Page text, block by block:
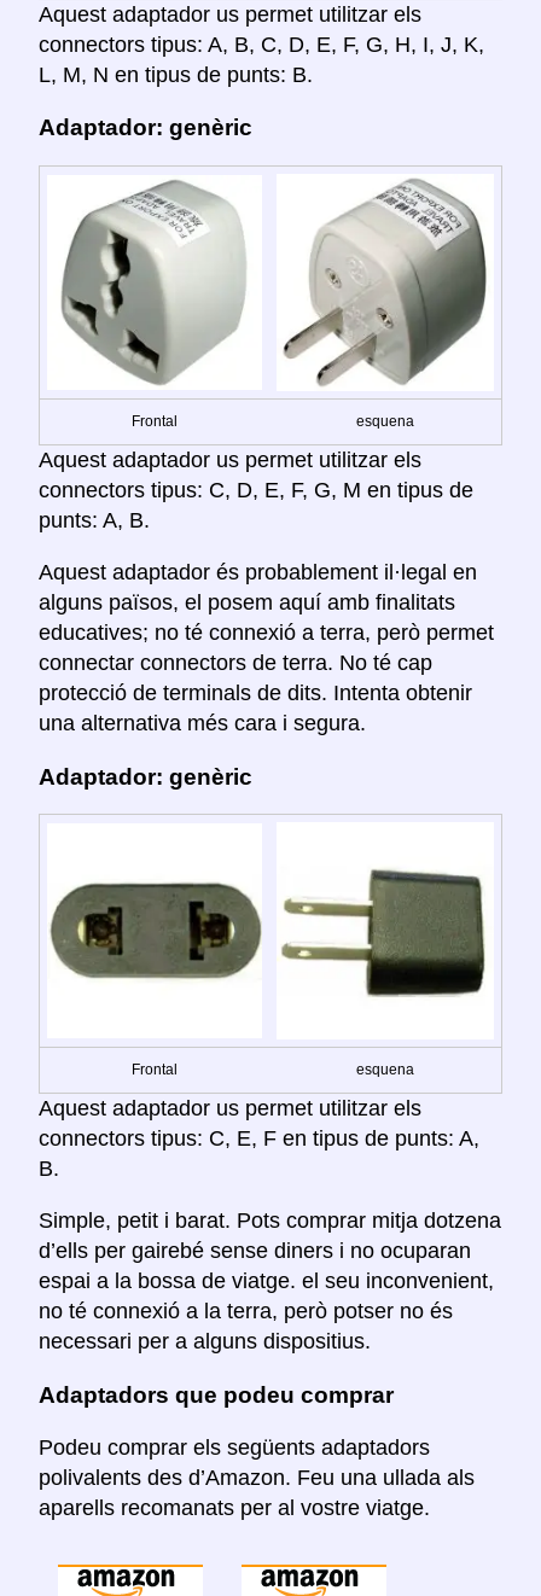
Aquest adaptador us permet utilitzar els
connectors tipus: A, B, C, D, E, F, G, H, I, J, K,
L, M, N en tipus de punts: B.
Adaptador: genèric
Frontal esquena
Aquest adaptador us permet utilitzar els
connectors tipus: C, D, E, F, G, M en tipus de
punts: A, B.
Aquest adaptador és probablement il·legal en
alguns països, el posem aquí amb finalitats
educatives; no té connexió a terra, però permet
connectar connectors de terra. No té cap
protecció de terminals de dits. Intenta obtenir
una alternativa més cara i segura.
Adaptador: genèric
Frontal esquena
Aquest adaptador us permet utilitzar els
connectors tipus: C, E, F en tipus de punts: A,
B.
Simple, petit i barat. Pots comprar mitja dotzena
d’ells per gairebé sense diners i no ocuparan
espai a la bossa de viatge. el seu inconvenient,
no té connexió a la terra, però potser no és
necessari per a alguns dispositius.
Adaptadors que podeu comprar
Podeu comprar els següents adaptadors
polivalents des d’Amazon. Feu una ullada als
aparells recomanats per al vostre viatge.